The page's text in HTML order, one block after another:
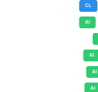
CL
AI
AI
AI
AI